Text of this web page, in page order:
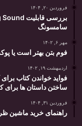
فروردین ۲۰, ۱۴۰۴
سامسونگ
مهر ۶, ۱۴۰۲
فوم بتن بهتر است یا
اردیبهشت ۱۹, ۱۴۰۲
فواید خواندن کتاب
ساختن داستان ها برای
فروردین ۳۱, ۱۴۰۴
راهنمای خرید ماشین